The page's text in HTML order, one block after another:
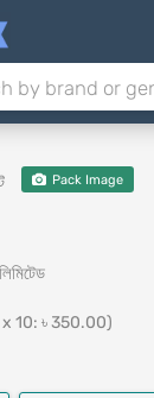
Pack Image
x 10: ৳ 350.00)